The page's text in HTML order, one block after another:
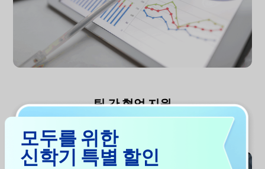
팀 간 협업 지원
실사 작업은 법무, 재무, 기술 등 다양한 팀이 함께 참여합니다.
UPDF AI는 인사이트를 통합해 팀 간 검토 효율을 높여줍니다.
모두를 위한
신학기 특별 할인